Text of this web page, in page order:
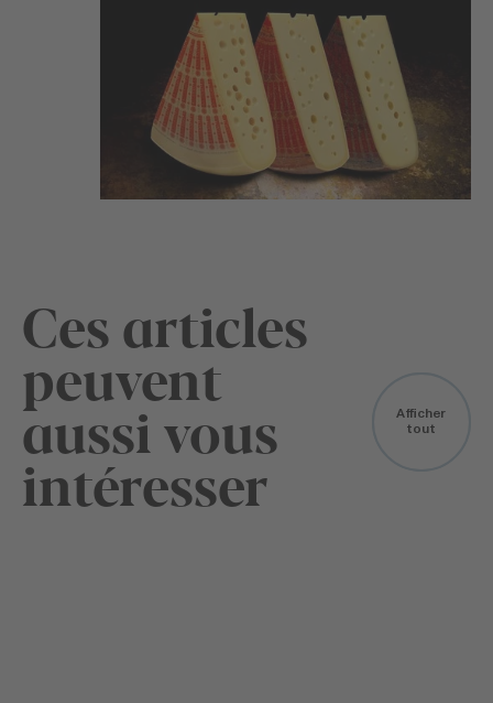
Ces articles
peuvent
aussi vous
intéresser
Afficher
tout